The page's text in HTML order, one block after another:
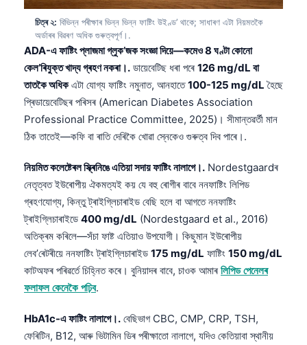
চিত্ৰ ২: বিভিন্ন পৰীক্ষাৰ ভিন্ন ভিন্ন ফাষ্টিং উইণ্ড’ থাকে; সাধাৰণ এটা নিয়মতকৈ
অর্ডাৰৰ বিৱৰণ অধিক গুৰুত্বপূৰ্ণ।.
ADA-এ ফাষ্টিং প্লাজমা গ্লুক’জক সংজ্ঞা দিয়ে—কমেও 8 ঘণ্টা কোনো
কেল’ৰিযুক্ত খাদ্য গ্ৰহণ নকৰা।. ডায়েবেটিছ ধৰা পৰে 126 mg/dL বা
তাতকৈ অধিকএটা যোগ্য ফাষ্টিং নমুনাত, আনহাতে100-125 mg/dLহৈছে
প্ৰিডায়েবেটিছৰ পৰিসৰ (American Diabetes Association
Professional Practice Committee, 2025)। সীমান্তৱৰ্তী মান
ঠিক তাতেই—কফি বা ৰাতি দেৰিকৈ খোৱা স্নেকেও গুৰুত্ব দিব পাৰে।.
নিয়মিত কলেষ্টেৰল স্ক্ৰিনিঙে এতিয়া সদায় ফাষ্টিং নালাগে।. Nordestgaardৰ
নেতৃত্বত ইউৰোপীয় ঐকমত্যই কয় যে বহু ৰোগীৰ বাবে ননফাষ্টিং লিপিড
গ্ৰহণযোগ্য, কিন্তু ট্ৰাইগ্লিচাৰাইড বেছি হলে বা আগতে ননফাষ্টিং
ট্ৰাইগ্লিচাৰাইডে 400 mg/dL (Nordestgaard et al., 2016)
অতিক্ৰম কৰিলে—সঁচা ফাষ্ট এতিয়াও উপযোগী। কিছুমান ইউৰোপীয়
লেব’ৰেটৰীয়ে ননফাষ্টিং ট্ৰাইগ্লিচাৰাইড 175 mg/dL ফাষ্টিং 150 mg/dL
কাটঅফৰ পৰিৱর্তে চিহ্নিত কৰে। বুনিয়াদৰ বাবে, চাওক আমাৰ লিপিড পেনেলৰ
ফলাফল কেনেকৈ পঢ়িব.
HbA1c-এ ফাষ্টিং নালাগে।. বেছিভাগ CBC, CMP, CRP, TSH,
ফেৰিটিন, B12, আৰু ভিটামিন ডিৰ পৰীক্ষাতো নালাগে, যদিও কেতিয়াবা স্থানীয়